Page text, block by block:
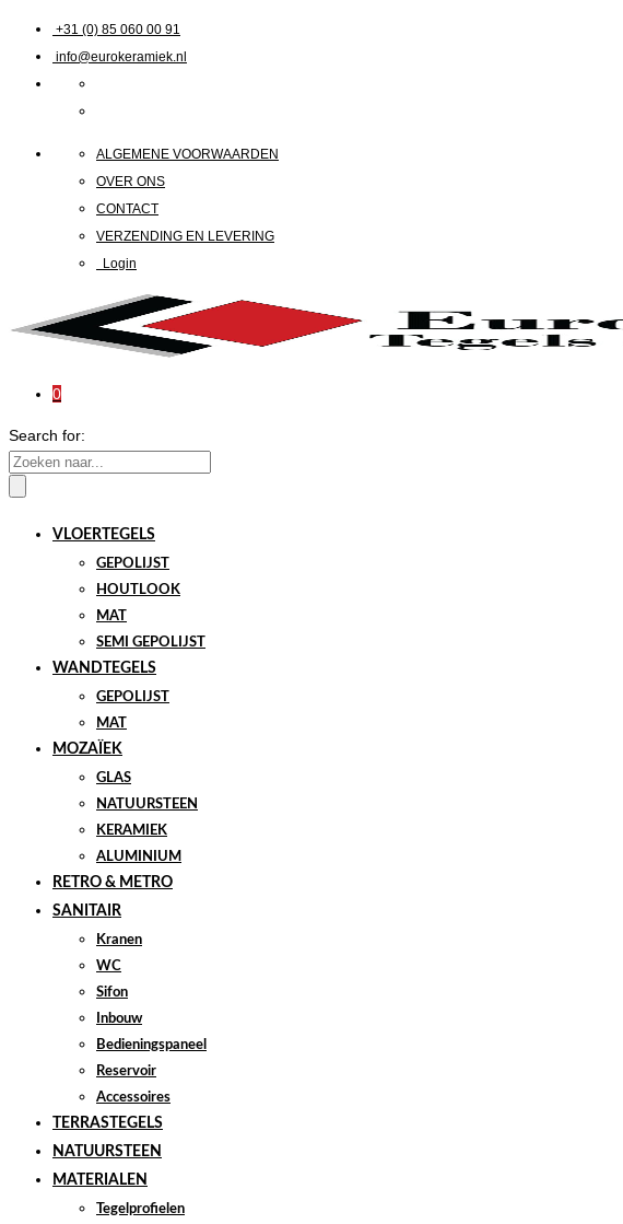
+31 (0) 85 060 00 91
info@eurokeramiek.nl
ALGEMENE VOORWAARDEN
OVER ONS
CONTACT
VERZENDING EN LEVERING
Login
0
Search for:
VLOERTEGELS
GEPOLIJST
HOUTLOOK
MAT
SEMI GEPOLIJST
WANDTEGELS
GEPOLIJST
MAT
MOZAÏEK
GLAS
NATUURSTEEN
KERAMIEK
ALUMINIUM
RETRO & METRO
SANITAIR
Kranen
WC
Sifon
Inbouw
Bedieningspaneel
Reservoir
Accessoires
TERRASTEGELS
NATUURSTEEN
MATERIALEN
Tegelprofielen